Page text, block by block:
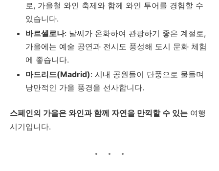
로, 가을철 와인 축제와 함께 와인 투어를 경험할 수
있습니다.
바르셀로나: 날씨가 온화하여 관광하기 좋은 계절로,
가을에는 예술 공연과 전시도 풍성해 도시 문화 체험
에 좋습니다.
마드리드(Madrid): 시내 공원들이 단풍으로 물들며
낭만적인 가을 풍경을 선사합니다.
스페인의 가을은 와인과 함께 자연을 만끽할 수 있는 여행
시기입니다.